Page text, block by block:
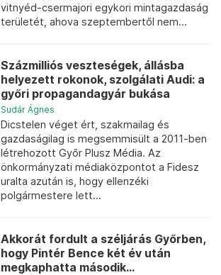
vitnyéd-csermajori egykori mintagazdaság
területét, ahova szeptembertől nem...
Százmilliós veszteségek, állásba
helyezett rokonok, szolgálati Audi: a
győri propagandagyár bukása
Sudár Ágnes
Dicstelen véget ért, szakmailag és
gazdaságilag is megsemmisült a 2011-ben
létrehozott Győr Plusz Média. Az
önkormányzati médiaközpontot a Fidesz
uralta azután is, hogy ellenzéki
polgármestere lett...
Akkorát fordult a széljárás Győrben,
hogy Pintér Bence két év után
megkaphatta második...